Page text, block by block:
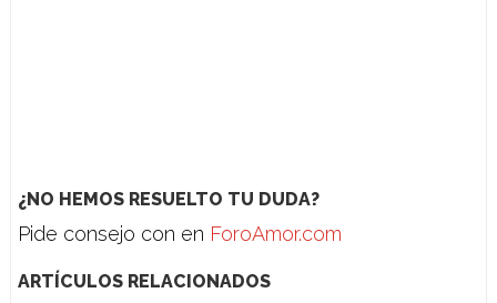
¿NO HEMOS RESUELTO TU DUDA?
Pide consejo con en ForoAmor.com
ARTÍCULOS RELACIONADOS